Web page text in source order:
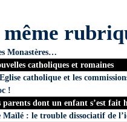
même
Monastères…
catholiques et romaines
catholique et les
!
parents dont un enfant s’est fait
Maïlé : le trouble dissociatif de